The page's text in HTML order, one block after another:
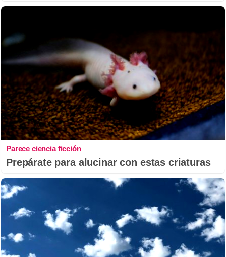
Parece ciencia ficción
Prepárate para alucinar con estas criaturas